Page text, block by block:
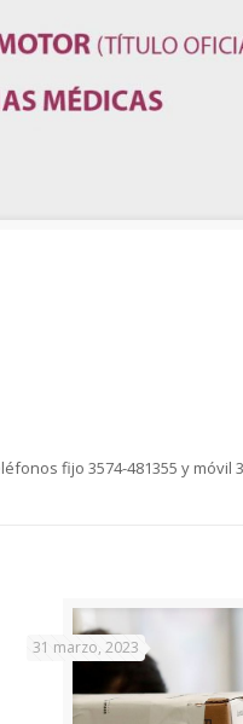
fijo 3574-481355 y móvil
31 marzo, 2023